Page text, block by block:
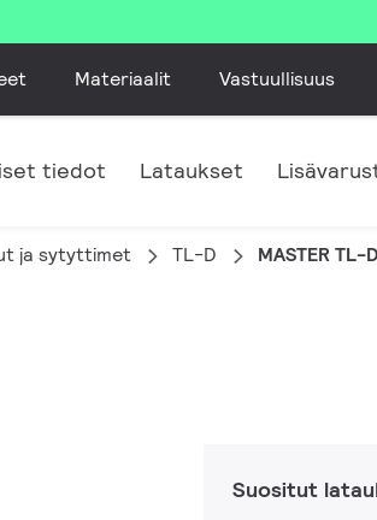
Materiaalit Vastuullisuus
tiedot Lataukset
ja sytyttimet TL-D MASTER TL-
Suositut